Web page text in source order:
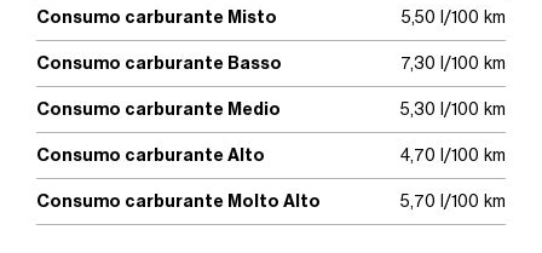
Consumo carburante Misto 5,50 l/100 km
Consumo carburante Basso 7,30 l/100 km
Consumo carburante Medio 5,30 l/100 km
Consumo carburante Alto 4,70 l/100 km
Consumo carburante Molto Alto 5,70 l/100 km